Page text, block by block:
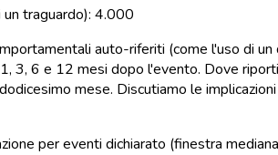
un traguardo): 4.000
auto-riferiti (come l'uso di
3, 6 e 12 mesi dopo l'evento. Dove
mese. Discutiamo le
per eventi dichiarato (finestra